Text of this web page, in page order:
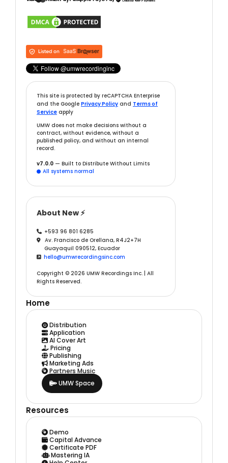
This site is protected by reCAPTCHA Enterprise
and the Google Privacy Policy and Terms of
Service apply
UMW does not make decisions without a
contract, without evidence, without a
published policy, and without an internal
record.
v7.0.0 — Built to Distribute Without Limits
 All systems normal
About New ⚡
 +593 96 801 6285

Av. Francisco de Orellana, R4J2+7H
Guayaquil 090512, Ecuador
 hello@umwrecordingsinc.com
Copyright © 2026 UMW Recordings Inc. | All
Rights Reserved.
Home
Distribution
 Application
 AI Cover Art
 Pricing
 Publishing
 Marketing Ads
 Partners Music
 UMW Space
Resources
 Demo
 Capital Advance
 Certificate PDF
Mastering IA